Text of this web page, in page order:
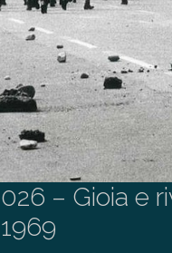
026 – Gioia e
1969